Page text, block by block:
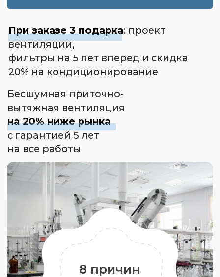
на все работы
В доме всегда свежий воздух
комфортной температуры
Подбираем установку, которая
гарантировано доставит нужное
количество воздуха в помещение
и обеспечит правильный
воздухообмен
Стоимость вентиляции
на 15−20% ниже рынка
Благодаря грамотному проекту
обратиться
в 2-минутном
видео
8 причин